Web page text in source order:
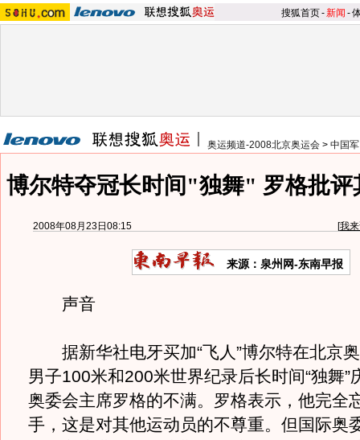
搜狐首页-新闻 -
奥运频道-2008北京奥运会 > 中国
博尔特夺冠长时间"独舞" 罗格批评
2008年08月23日08:15 [我
来源：泉州网-东南早报
声音
据新华社电牙买加“飞人”博尔特在北京
男子100米和200米世界纪录后长时间“独舞”
奥委会主席罗格的不满。罗格表示，他完全
手，这是对其他运动员的不尊重。但国际奥